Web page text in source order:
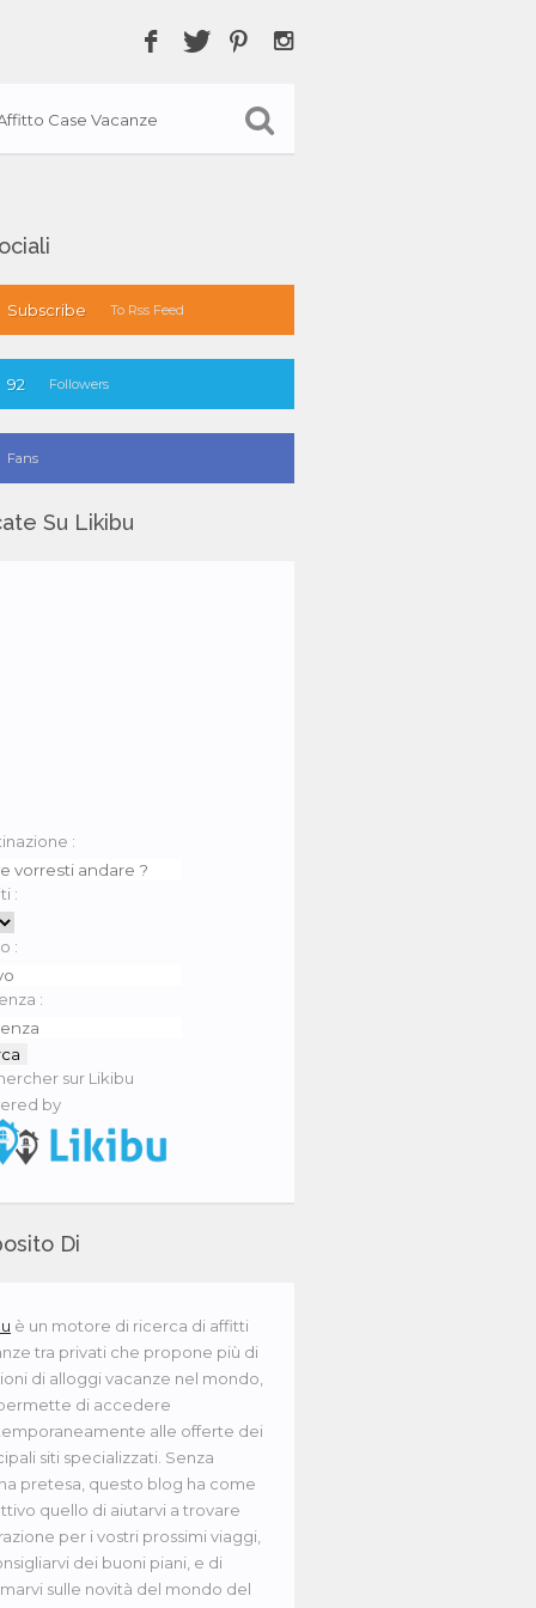
Case Vacanze
Subscribe To Rss Feed
92 Followers
Fans
Su Likibu
:
:
:
:
sur Likibu
by
Di
è un motore di ricerca di affitti
tra privati che propone più di
di alloggi vacanze nel mondo,
di accedere
alle offerte dei
siti specializzati. Senza
pretesa, questo blog ha come
quello di aiutarvi a trovare
per i vostri prossimi viaggi,
dei buoni piani, e di
sulle novità del mondo del